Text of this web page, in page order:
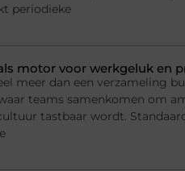
periodieke
motor voor werkgeluk en
meer dan een verzameling
teams samenkomen om
tastbaar wordt.